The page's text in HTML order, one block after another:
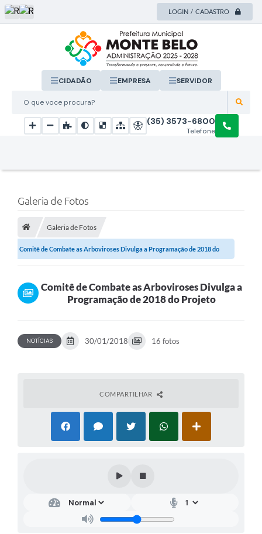
LOGIN / CADASTRO
O que voce procura?
CIDADÃO EMPRESA SERVIDOR
Telefone
(35) 3573-6800
Galeria de Fotos
Galeria de Fotos
Comitê de Combate as Arboviroses Divulga a Programação de 2018 do
Comitê de Combate as Arboviroses Divulga a
Programação de 2018 do Projeto
NOTÍCIAS 30/01/2018 16 fotos
COMPARTILHAR